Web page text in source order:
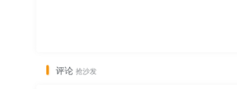
评论 抢沙发